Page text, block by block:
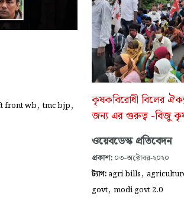
front wb,tmc bjp,
কৃষকবিরোধী বিলের
জন্য এর গুরুত্ব -বিজু
ওয়েবডেস্ক প্রতিবেদন
প্রকাশ: ০৩-অক্টোবর-২০২০
ট্যাগ:agri bills,
govt, modi govt 2.0